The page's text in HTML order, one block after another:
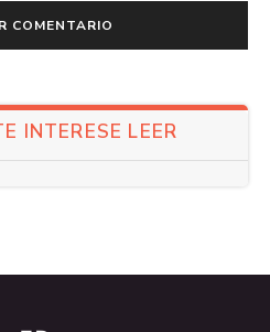
INTERESE LEER